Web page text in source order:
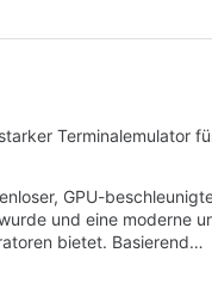
Terminalemulator
GPU-
und eine moderne
bietet. Basierend…